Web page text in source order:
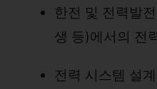
한전 및 전력발
생 등)에서의 전
전력 시스템 설